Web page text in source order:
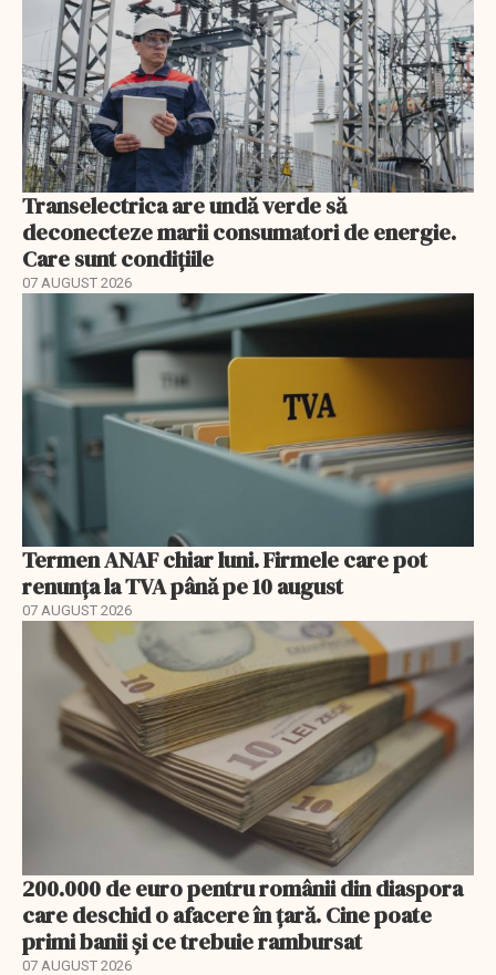
Transelectrica are undă verde să
deconecteze marii consumatori de energie.
Care sunt condițiile
07 AUGUST 2026
Termen ANAF chiar luni. Firmele care pot
renunța la TVA până pe 10 august
07 AUGUST 2026
200.000 de euro pentru românii din diaspora
care deschid o afacere în țară. Cine poate
primi banii și ce trebuie rambursat
07 AUGUST 2026